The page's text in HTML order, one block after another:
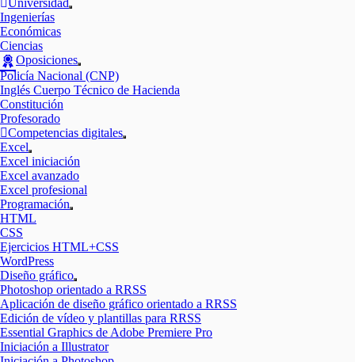
Universidad
Mostrar
Ingenierías
Económicas
Ciencias
Oposiciones
Mostrar
el
submenú
Policía Nacional (CNP)
Inglés Cuerpo Técnico de Hacienda
Constitución
Profesorado
Competencias digitales
Mostrar
Excel
Mostrar
el
submenú
Excel iniciación
Excel avanzado
Excel profesional
Programación
Mostrar
HTML
CSS
Ejercicios HTML+CSS
WordPress
Diseño gráfico
Mostrar
el
submenú
Photoshop orientado a RRSS
Aplicación de diseño gráfico orientado a RRSS
Edición de vídeo y plantillas para RRSS
Essential Graphics de Adobe Premiere Pro
Iniciación a Illustrator